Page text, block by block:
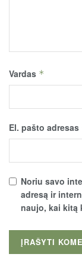
Vardas *
El. pašto adresas
Noriu savo
adresą ir
naujo, kai kitą